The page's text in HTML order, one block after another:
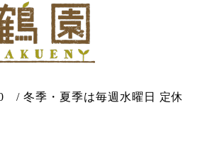
/ 冬季・夏季は毎週水曜日 定休